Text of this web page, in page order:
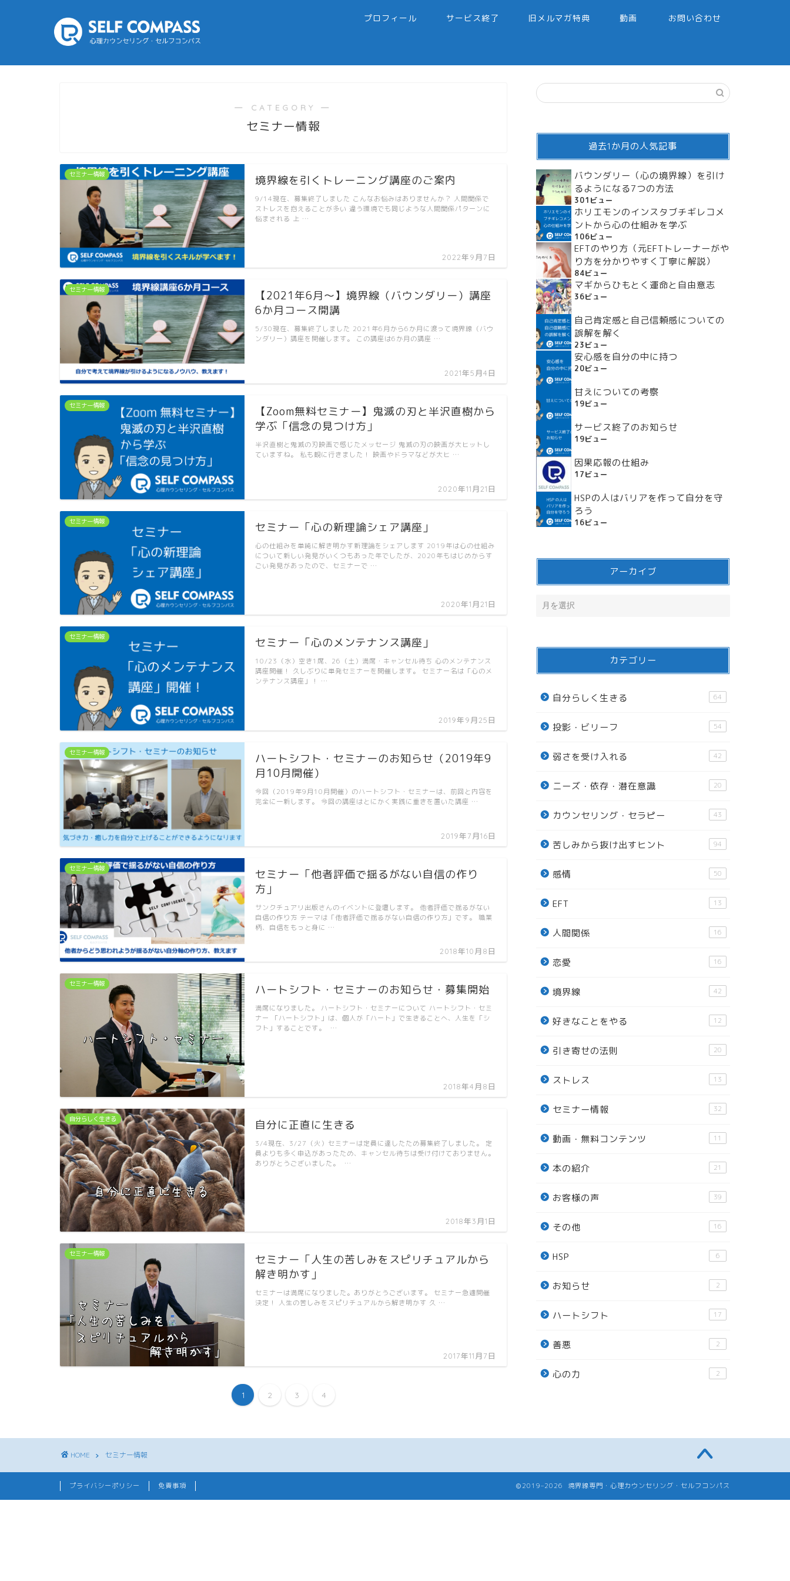
プロフィール サービス終了 旧メルマガ特典 動画 お問い合わせ
― CATEGORY ―
セミナー情報
セミナー情報 境界線を引くトレーニング講座のご案内
2022年9月7日
9/14現在、募集終了しました こんなお悩みはありませんか？ 人間関係で
ストレスを抱えることが多い 違う環境でも同じような人間関係パターンに
悩まされる 上 …
セミナー情報
【2021年6月～】境界線（バウンダリー）講座
6か月コース開講
2021年5月4日
5/30現在、募集終了しました 2021年6月から6か月に渡って境界線（バウ
ンダリー）講座を開催します。 この講座は6か月の講座 …
セミナー情報
【Zoom無料セミナー】鬼滅の刃と半沢直樹から
学ぶ「信念の見つけ方」
2020年11月21日
半沢直樹と鬼滅の刃映画で感じたメッセージ 鬼滅の刃の映画が大ヒットし
ていますね。 私も観に行きました！ 映画やドラマなどが大ヒ …
セミナー情報 セミナー「心の新理論シェア講座」
2020年1月21日
心の仕組みを単純に解き明かす新理論をシェアします 2019年は心の仕組み
について新しい発見がいくつもあった年でしたが、2020年もはじめからす
ごい発見があったので、セミナーで …
セミナー情報 セミナー「心のメンテナンス講座」
2019年9月25日
10/23（水）空き1席、26（土）満席・キャンセル待ち 心のメンテナンス
講座開催！ 久しぶりに単発セミナーを開催します。 セミナー名は「心のメ
ンテナンス講座」！ …
セミナー情報
ハートシフト・セミナーのお知らせ（2019年9
月10月開催）
2019年7月16日
今回（2019年9月10月開催）のハートシフト・セミナーは、前回と内容を
完全に一新します。 今回の講座はとにかく実践に重きを置いた講座 …
セミナー情報
セミナー「他者評価で揺るがない自信の作り
方」
2018年10月8日
サンクチュアリ出版さんのイベントに登壇します。 他者評価で揺るがない
自信の作り方 テーマは「他者評価で揺るがない自信の作り方」です。 職業
柄、自信をもっと身に …
セミナー情報 ハートシフト・セミナーのお知らせ・募集開始
2018年4月8日
満席になりました。 ハートシフト・セミナーについて ハートシフト・セミ
ナー 「ハートシフト」は、個人が「ハート」で生きることへ、人生を「シ
フト」することです。 …
自分らしく生きる 自分に正直に生きる
2018年3月1日
3/4現在、3/27（火）セミナーは定員に達したため募集終了しました。 定
員よりも多く申込があったため、キャンセル待ちは受け付けておりません。
ありがとうございました。 …
セミナー情報
セミナー「人生の苦しみをスピリチュアルから
解き明かす」
2017年11月7日
セミナーは満席になりました。ありがとうございます。 セミナー急遽開催
決定！ 人生の苦しみをスピリチュアルから解き明かす 久 …
1 2 3 4
過去1か月の人気記事
バウンダリー（心の境界線）を引け
るようになる7つの方法
301ビュー
ホリエモンのインスタブチギレコメ
ントから心の仕組みを学ぶ
106ビュー
EFTのやり方（元EFTトレーナーがや
り方を分かりやすく丁寧に解説）
84ビュー
マギからひもとく運命と自由意志
36ビュー
自己肯定感と自己信頼感についての
誤解を解く
23ビュー
安心感を自分の中に持つ
20ビュー
甘えについての考察
19ビュー
サービス終了のお知らせ
19ビュー
因果応報の仕組み
17ビュー
HSPの人はバリアを作って自分を守
ろう
16ビュー
アーカイブ
カテゴリー
自分らしく生きる 64
投影・ビリーフ 54
弱さを受け入れる 42
ニーズ・依存・潜在意識 20
カウンセリング・セラピー 43
苦しみから抜け出すヒント 94
感情 50
EFT 13
人間関係 16
恋愛 16
境界線 42
好きなことをやる 12
引き寄せの法則 20
ストレス 13
セミナー情報 32
動画・無料コンテンツ 11
本の紹介 21
お客様の声 39
その他 16
HSP 6
お知らせ 2
ハートシフト 17
善悪 2
心の力 2
HOME セミナー情報
プライバシーポリシー 免責事項 2019–2026 境界線専門・心理カウンセリング・セルフコンパス